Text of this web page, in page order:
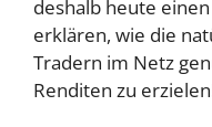
deshalb heute
erklären, wie die
Tradern im Netz
Renditen zu